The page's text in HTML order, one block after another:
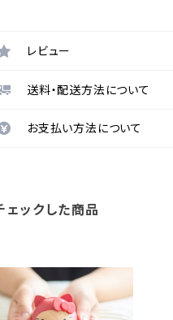
レビュー
送料・配送方法について
お支払い方法について
ェックした商品